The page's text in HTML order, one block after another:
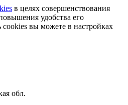
в целях совершенствования
удобства его
вы можете в настройках
обл.